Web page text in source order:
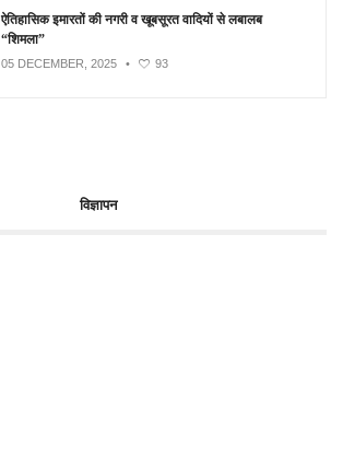
ऐतिहासिक इमारतों की नगरी व खूबसूरत वादियों से लबालब
“शिमला”
05 DECEMBER, 2025 • 93
विज्ञापन